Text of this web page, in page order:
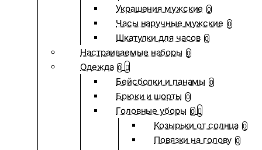
Украшения мужские 0
Часы наручные мужские 0
Шкатулки для часов 0
Настраиваемые наборы 0
Одежда 0
Бейсболки и панамы 0
Брюки и шорты 0
Головные уборы 0
Козырьки от солнца 0
Повязки на голову 0